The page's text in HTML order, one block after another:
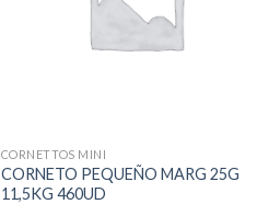
CORNETTOS MINI
CORNETO PEQUEÑO MARG 25G
11,5KG 460UD